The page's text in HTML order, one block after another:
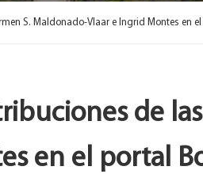
S. Maldonado-Vlaar e Ingrid Montes en
de
en el portal